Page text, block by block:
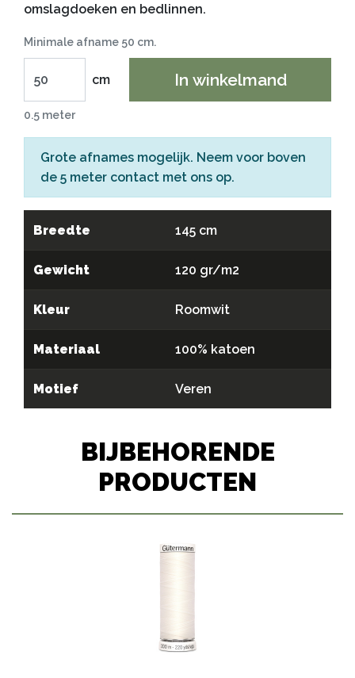
omslagdoeken en bedlinnen.
Minimale afname 50 cm.
cm In winkelmand
0.5 meter
Grote afnames mogelijk. Neem voor boven
de 5 meter contact met ons op.
Breedte 145 cm
Gewicht 120 gr/m2
Kleur Roomwit
Materiaal 100% katoen
Motief Veren
BIJBEHORENDE
PRODUCTEN